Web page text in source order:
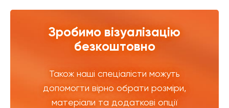
Зробимо візуалізацію
безкоштовно
Також наші спеціалісти можуть
допомогти вірно обрати розміри,
матеріали та додаткові опції